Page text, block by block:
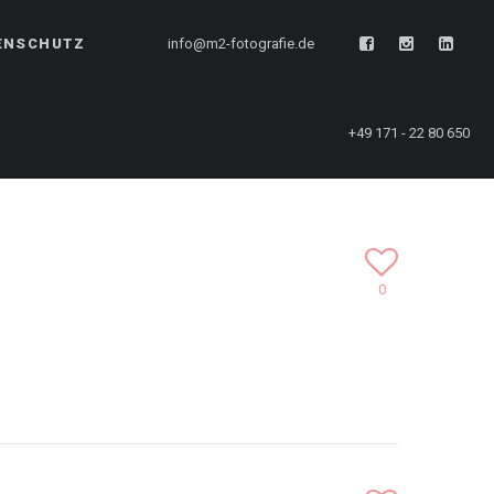
info@m2-fotografie.de
+49 171 - 22 80 650
0